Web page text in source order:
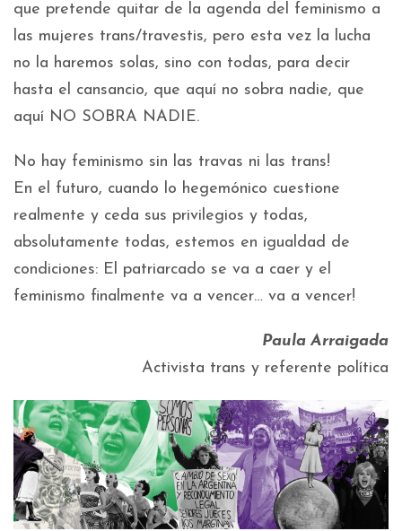
que pretende quitar de la agenda del feminismo a
las mujeres trans/travestis, pero esta vez la lucha
no la haremos solas, sino con todas, para decir
hasta el cansancio, que aquí no sobra nadie, que
aquí NO SOBRA NADIE.
No hay feminismo sin las travas ni las trans!
En el futuro, cuando lo hegemónico cuestione
realmente y ceda sus privilegios y todas,
absolutamente todas, estemos en igualdad de
condiciones: El patriarcado se va a caer y el
feminismo finalmente va a vencer… va a vencer!
Paula Arraigada
Activista trans y referente política